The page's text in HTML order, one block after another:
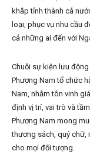
khắp tỉnh thành cả
loại, phục vụ nhu cầu
cả những ai đến với
Chuỗi sự kiện lưu
Phương Nam tổ chức
Nam, nhằm tôn vinh
định vị trí, vai trò và
Phương Nam mong
thương sách, quý chữ,
cho mọi đối tượng.